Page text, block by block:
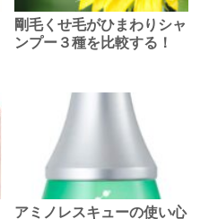
剛毛くせ毛がひまわりシャ
ンプー３種を比較する！
アミノレスキューの使い心